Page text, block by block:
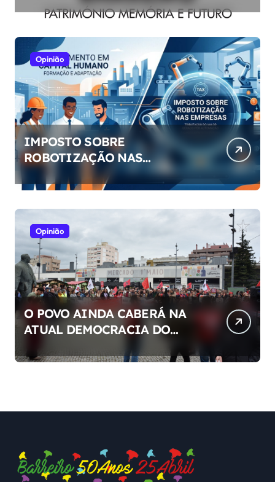
Opinião
IMPOSTO SOBRE
ROBOTIZAÇÃO NAS
EMPRESAS
Opinião
O POVO AINDA CABERÁ NA
ATUAL DEMOCRACIA DO